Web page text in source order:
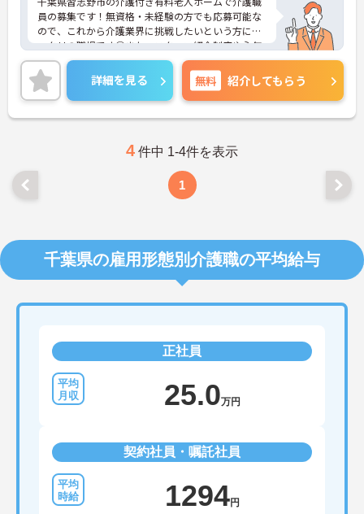
員の募集です！無資格・未経験の方でも応募可能な
ので、これから介護業界に挑戦したいという方にピ
ッタリの職場です◎また、スタッフ紹介制度や永年
勤続表彰制度、ボウリング大会等の社内イベントな
ど、福利厚生が充実しているのも嬉しいポイント◎
ご興味のある方は、面接ポイントをお伝えしますの
で、お気軽にご連絡ください。
詳細を見る 無料 紹介してもらう
4 件中 1-4件を表示
1
千葉県の雇用形態別介護職の平均給与
正社員
25.0万円
契約社員・嘱託社員
1294円